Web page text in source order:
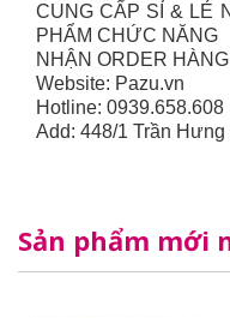
CUNG CẤP SỈ & LẺ
PHẨM CHỨC NĂNG
NHẬN ORDER
Website: Pazu.vn
Hotline: 0939.658.608
Add: 448/1 Trần
Sản phẩm mới